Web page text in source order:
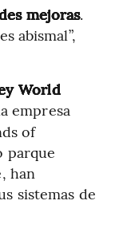
mejoras.
abismal”,
World
empresa
of
parque
han
sistemas de